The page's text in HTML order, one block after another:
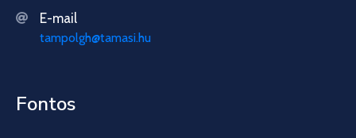
E-mail
tampolgh@tamasi.hu
Fontos